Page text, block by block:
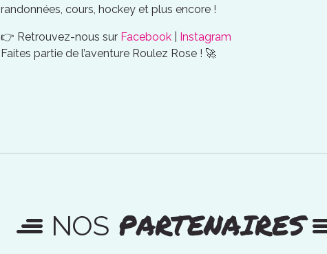
randonnées, cours, hockey et plus encore !
👉 Retrouvez-nous sur Facebook
Instagram
Faites partie de l’aventure Roulez Rose ! 🚀
NOSPARTENAIRES